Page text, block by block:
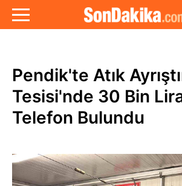
Pendik'te Atık
Tesisi'nde 30 Bin
Telefon Bulundu